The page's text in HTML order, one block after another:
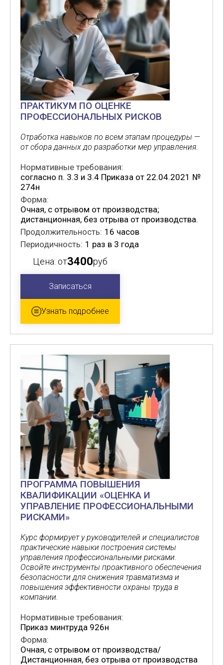
ПРАКТИКУМ ПО ОЦЕНКЕ
ПРОФЕССИОНАЛЬНЫХ РИСКОВ
Отработка навыков по всем этапам процедуры —
от сбора данных до разработки мер управления.
Нормативные требования:
согласно п. 3.3 и 3.4 Приказа от 22.04.2021 №
274н
Форма:
Очная, с отрывом от производства;
дистанционная, без отрыва от производства.
Продолжительность: 16 часов
Периодичность: 1 раз в 3 года
Цена: от3400руб
Записаться
Узнать подробнее
ПРОГРАММА ПОВЫШЕНИЯ
КВАЛИФИКАЦИИ «ОЦЕНКА И
УПРАВЛЕНИЕ ПРОФЕССИОНАЛЬНЫМИ
РИСКАМИ»
Курс формирует у руководителей и специалистов
практические навыки построения системы
управления профессиональными рисками.
Освойте инструменты проактивного обеспечения
безопасности для снижения травматизма и
повышения эффективности охраны труда в
компании.
Нормативные требования:
Приказ минтруда 926н
Форма:
Очная, с отрывом от производства/
Дистанционная, без отрыва от производства